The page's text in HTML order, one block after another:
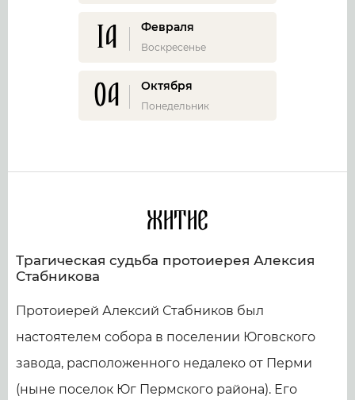
14 Февраля
Воскресенье
04 Октября
Понедельник
Житие
Трагическая судьба протоиерея Алексия
Стабникова
Протоиерей Алексий Стабников был
настоятелем собора в поселении Юговского
завода, расположенного недалеко от Перми
(ныне поселок Юг Пермского района). Его